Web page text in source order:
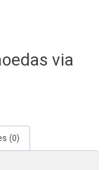
via
(0)